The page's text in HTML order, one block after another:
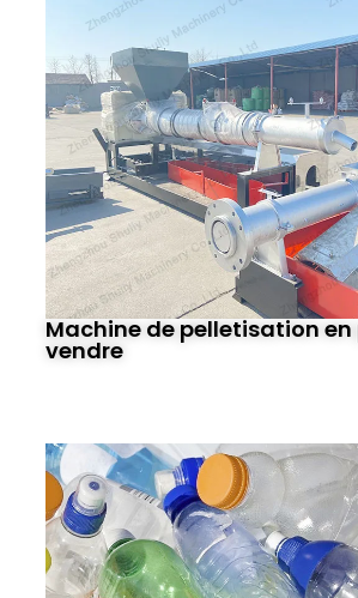
Machine de pelletisation
vendre